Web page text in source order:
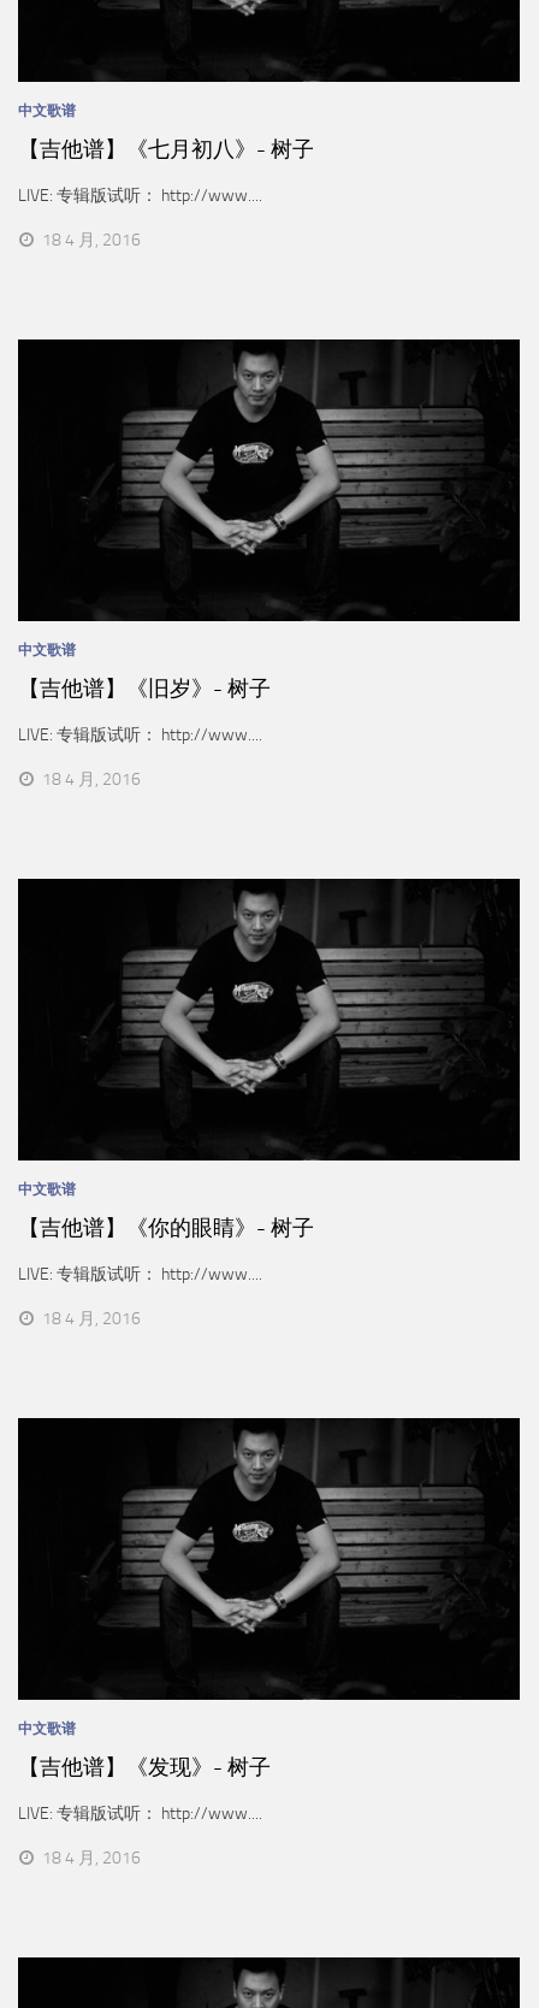
中文歌谱
【吉他谱】《七月初八》- 树子
LIVE: 专辑版试听： http://www....
18 4 月, 2016
中文歌谱
【吉他谱】《旧岁》- 树子
LIVE: 专辑版试听： http://www....
18 4 月, 2016
中文歌谱
【吉他谱】《你的眼睛》- 树子
LIVE: 专辑版试听： http://www....
18 4 月, 2016
中文歌谱
【吉他谱】《发现》- 树子
LIVE: 专辑版试听： http://www....
18 4 月, 2016